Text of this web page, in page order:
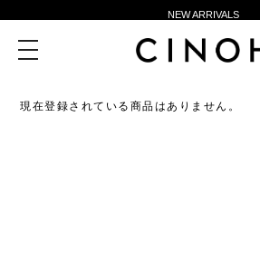
NEW ARRIVALS
新規会員登録500ポイントプレ
夏季休業に伴う一部業務休業の
toggle
navigation
現在登録されている商品はありません。